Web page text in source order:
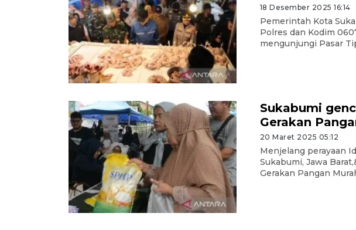
18 Desember 2025 16:14
Pemerintah Kota
Polres dan Kodim
mengunjungi Pasar
Sukabumi
Gerakan
20 Maret 2025 05:12
Menjelang perayaan
Sukabumi, Jawa
Gerakan Pangan